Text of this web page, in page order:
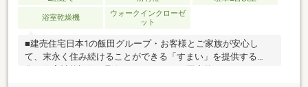
浴室乾燥機
ウォークインクローゼ
ット
■建売住宅日本1の飯田グループ・お客様とご家族が安心し
て、末永く住み続けることができる「すまい」を提供する
為、住宅性能評価を取得・シェアNo.1（国内約30%）だからで